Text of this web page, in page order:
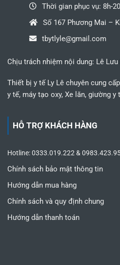
Thời gian phục vụ: 8h-
Số 167 Phương Mai –
tbytlyle@gmail.com
Chịu trách nhiệm nội dung: Lê Lưu
Thiết bị y tế Ly Lê chuyên cung
y tế, máy tạo oxy, Xe lăn, giường
HỖ TRỢ KHÁCH HÀNG
Hotline: 0333.019.222 &
Chính sách bảo mật thông tin
Hướng dẫn mua hàng
Chính sách và quy định chung
Hướng dẫn thanh toán